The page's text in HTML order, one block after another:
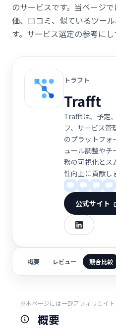
のサービスです。当ページ
価、口コミ、似ているツー
す。サービス選定の参考にし
トラフト
Trafft
Trafftは、予定
フ、サービス管
のプラットフォ
ュール調整やチ
務の可視化とス
性向上に貢献し
公式サイト
概要 レビュー 競合比較
※本ページには一部アフィリエイト
概要